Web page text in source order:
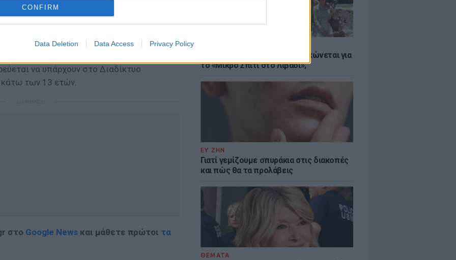
CONFIRM
Data Deletion Data Access Privacy Policy
Explainer: Γιατί η Αμερική τσακώνεται για
το «Μικρό Σπίτι στο Λιβάδι»;
ΕΥ ΖΗΝ
Γιατί γεμίζουμε σπυράκια στις διακοπές
και πώς θα τα προλάβεις
ΘΕΜΑΤΑ
στην οικογένειά του τις πρώτες ημέρες
άλλα 13 χρόνια για να μπορέσει να
Facebook, καθώς, σύμφωνα με τους
να υπάρχουν στο Διαδίκτυο
κάτω των 13 ετών.
στο Google News και μάθετε πρώτοι τα